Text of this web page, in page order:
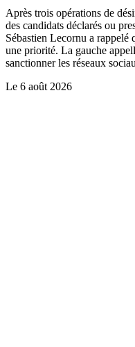
Après trois opérations de
des candidats déclarés ou
Sébastien Lecornu a rappelé
une priorité. La gauche
sanctionner les réseaux
Le 6 août 2026